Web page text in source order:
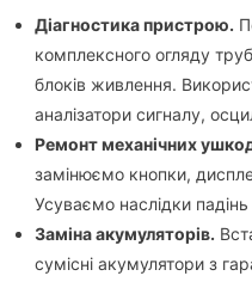
Діагностика пристрою.
комплексного огляду
блоків живлення.
аналізатори сигналу,
Ремонт механічних
замінюємо кнопки,
Усуваємо наслідки падінь
Заміна акумуляторів.
сумісні акумулятори з